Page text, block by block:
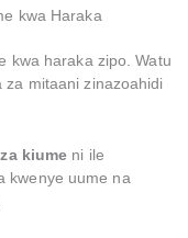
kwa Haraka
kwa haraka zipo. Watu
mitaani zinazoahidi
kiume ni ile
kwenye uume na